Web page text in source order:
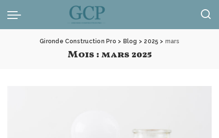
Panneau de gestion des cookies
Gironde Construction Pro > Blog > 2025 > mars
Mois : mars 2025